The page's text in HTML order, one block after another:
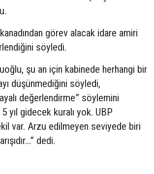
görev alacak idare amiri
söyledi.
şu an için kabinede herhangi bir
düşünmediğini söyledi,
değerlendirme” söylemini
yıl gidecek kuralı yok. UBP
var. Arzu edilmeyen seviyede biri
dedi.